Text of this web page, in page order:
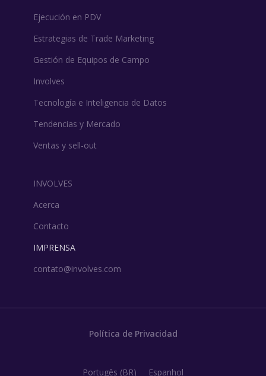
Ejecución en PDV
Estrategias de Trade Marketing
Gestión de Equipos de Campo
Involves
Tecnología e Inteligencia de Datos
Tendencias y Mercado
Ventas y sell-out
INVOLVES
Acerca
Contacto
IMPRENSA
contato@involves.com
Política de Privacidad
Portugês (BR) Espanhol